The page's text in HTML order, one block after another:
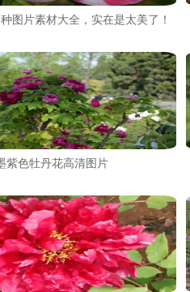
图片素材大全，实在是太美了！
紫色牡丹花高清图片